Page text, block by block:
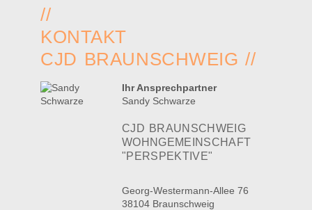
//
KONTAKT
CJD BRAUNSCHWEIG //
Ihr Ansprechpartner
Sandy Schwarze
CJD BRAUNSCHWEIG
WOHNGEMEINSCHAFT
"PERSPEKTIVE"
Georg-Westermann-Allee 76
38104 Braunschweig